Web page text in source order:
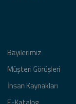
Bayilerimiz
Müşteri Görüşleri
İnsan Kaynakları